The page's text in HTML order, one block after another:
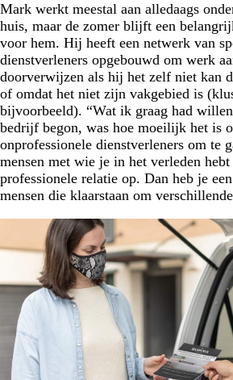
Mark werkt meestal aan alledaags
huis, maar de zomer blijft een
voor hem. Hij heeft een netwerk van
dienstverleners opgebouwd om werk
doorverwijzen als hij het zelf niet kan
of omdat het niet zijn vakgebied is
bijvoorbeeld). “Wat ik graag had
bedrijf begon, was hoe moeilijk het is
onprofessionele dienstverleners om te
mensen met wie je in het verleden
professionele relatie op. Dan heb je
mensen die klaarstaan om